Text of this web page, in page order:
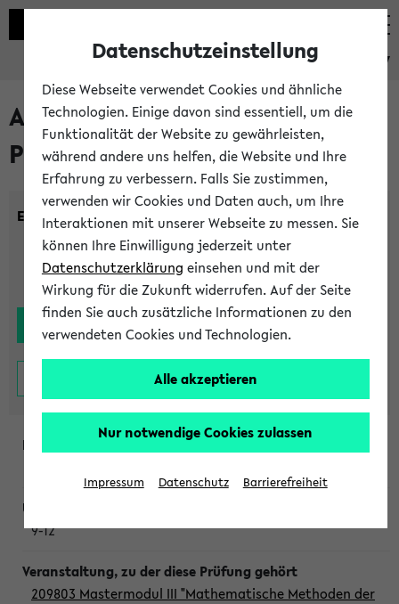
eKVV
Alle noch stattfindenden
Prüfungen
Einrichtung:
9-12
209803 Mastermodul III "Mathematische Methoden der
Datenschutzeinstellung
Diese Webseite verwendet Cookies und ähnliche
Technologien. Einige davon sind essentiell, um die
Funktionalität der Website zu gewährleisten,
während andere uns helfen, die Website und Ihre
Erfahrung zu verbessern. Falls Sie zustimmen,
verwenden wir Cookies und Daten auch, um Ihre
Interaktionen mit unserer Webseite zu messen. Sie
können Ihre Einwilligung jederzeit unter
Datenschutzerklärung einsehen und mit der
Wirkung für die Zukunft widerrufen. Auf der Seite
finden Sie auch zusätzliche Informationen zu den
verwendeten Cookies und Technologien.
Alle akzeptieren
Nur notwendige Cookies zulassen
Impressum Datenschutz Barrierefreiheit